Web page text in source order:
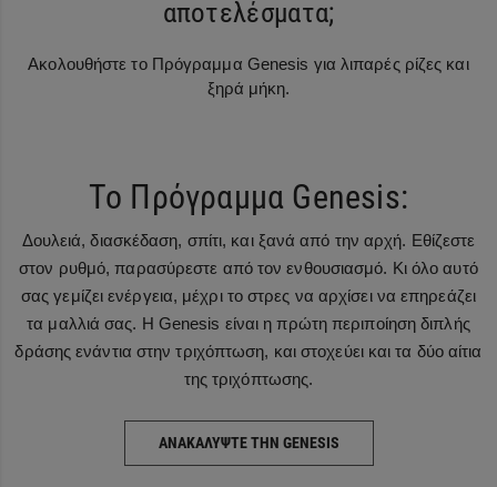
αποτελέσματα;
Ακολουθήστε το Πρόγραμμα Genesis για λιπαρές ρίζες και
ξηρά μήκη.
Το Πρόγραμμα Genesis:
Δουλειά, διασκέδαση, σπίτι, και ξανά από την αρχή. Εθίζεστε
στον ρυθμό, παρασύρεστε από τον ενθουσιασμό. Κι όλο αυτό
σας γεμίζει ενέργεια, μέχρι το στρες να αρχίσει να επηρεάζει
τα μαλλιά σας. Η Genesis είναι η πρώτη περιποίηση διπλής
δράσης ενάντια στην τριχόπτωση, και στοχεύει και τα δύο αίτια
της τριχόπτωσης.
ΑΝΑΚΑΛΎΨΤΕ ΤΗΝ GENESIS